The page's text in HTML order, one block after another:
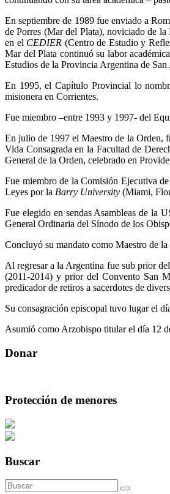
En septiembre de 1989 fue enviado a
de Porres (Mar del Plata), noviciado de
en el CEDIER (Centro de Estudio y
Mar del Plata continuó su labor
Estudios de la Provincia Argentina de
En 1995, el Capítulo Provincial lo
misionera en Corrientes.
Fue miembro –entre 1993 y 1997- del
En julio de 1997 el Maestro de la Orden,
Vida Consagrada en la Facultad de
General de la Orden, celebrado en
Fue miembro de la Comisión Ejecutiva
Leyes por la Barry University (Miami,
Fue elegido en sendas Asambleas de la
General Ordinaria del Sínodo de los
Concluyó su mandato como Maestro de
Al regresar a la Argentina fue sub prior
(2011-2014) y prior del Convento San
predicador de retiros a sacerdotes de
Su consagración episcopal tuvo lugar el
Asumió como Arzobispo titular el día 12
Donar
Protección de menores
Buscar